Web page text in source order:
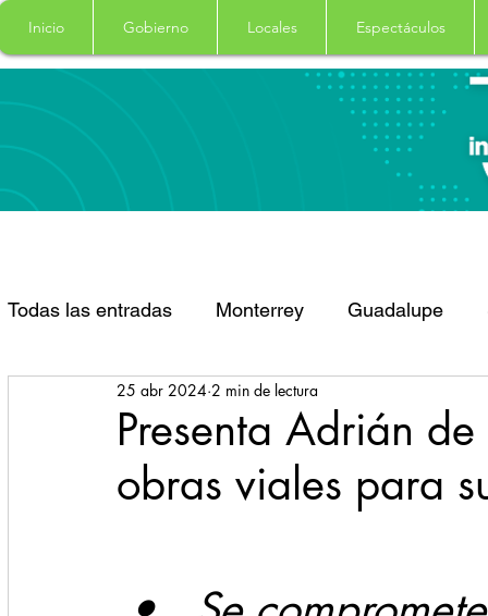
Inicio Gobierno Locales Espectáculos
Todas las entradas Monterrey Guadalupe
Santa Catarina San Pedro Garza Garcia
Espectaculos Clima Principal Salud
Presenta Adrián
obras viales para
25 abr 2024 2 min de lectura